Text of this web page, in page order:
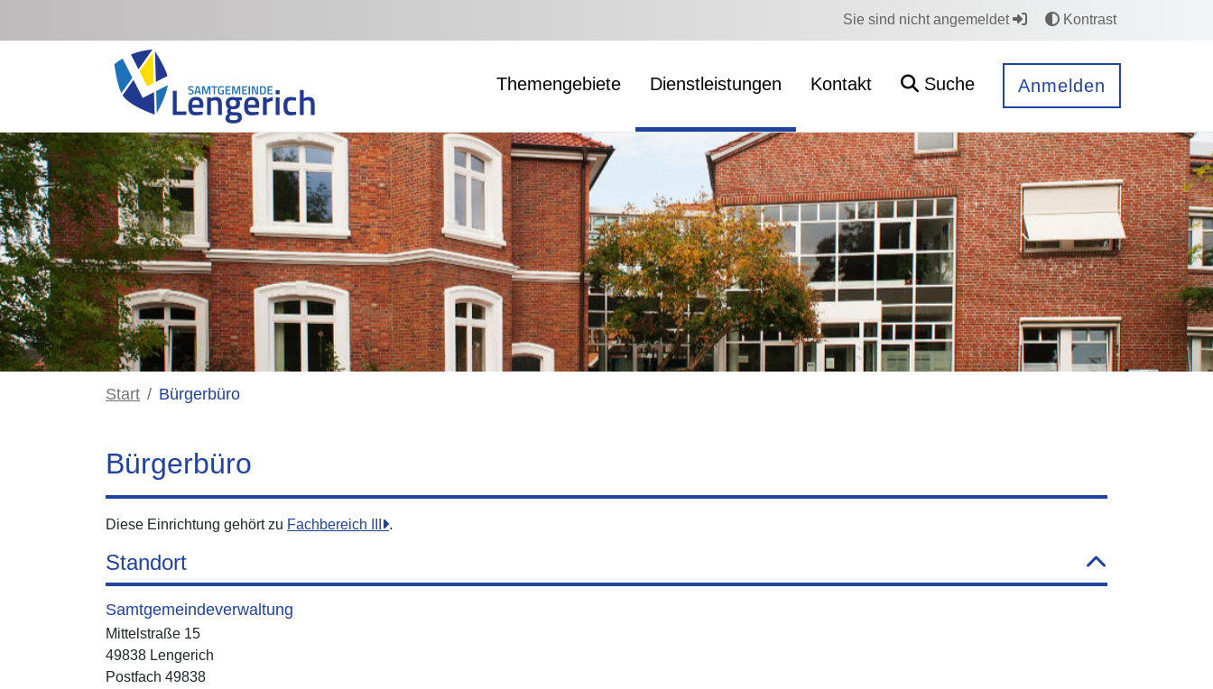
Sie sind nicht angemeldet Kontrast
Themengebiete Dienstleistungen Kontakt Suche Anmelden
Start Bürgerbüro
Bürgerbüro
Diese Einrichtung gehört zu Fachbereich III .
Standort
Samtgemeindeverwaltung
Mittelstraße 15
49838 Lengerich
Postfach 49838